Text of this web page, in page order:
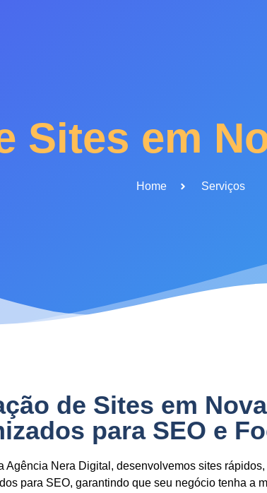
Sites em
Home Serviços
de Sites em
para SEO e
Agência Nera Digital, desenvolvemos sitesrápidos,
para SEO, garantindo que seu negócio tenha a